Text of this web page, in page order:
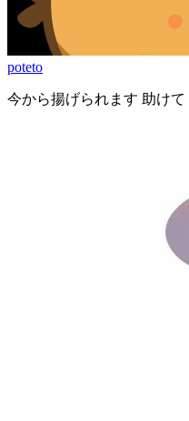
poteto
今から揚げられます 助けて